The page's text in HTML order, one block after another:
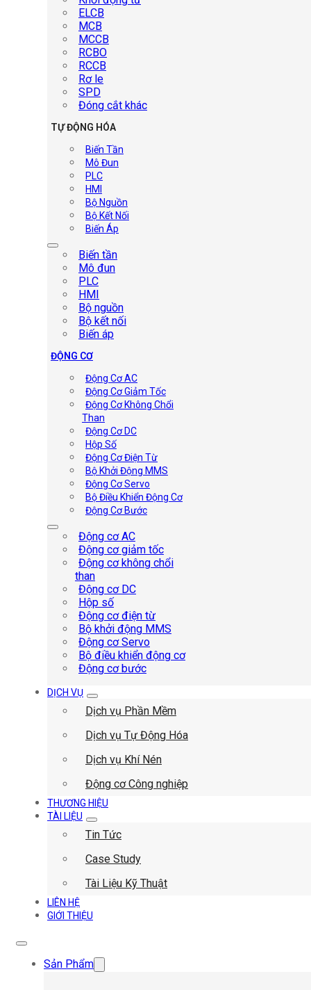
ELCB
MCB
MCCB
RCBO
RCCB
Rơ le
SPD
Đóng cắt khác
TỰ ĐỘNG HÓA
Biến Tần
Mô Đun
PLC
HMI
Bộ Nguồn
Bộ Kết Nối
Biến Áp
Biến tần
Mô đun
PLC
HMI
Bộ nguồn
Bộ kết nối
Biến áp
ĐỘNG CƠ
Động Cơ AC
Động Cơ Giảm Tốc
Động Cơ Không Chổi
Than
Động Cơ DC
Hộp Số
Động Cơ Điện Từ
Bộ Khởi Động MMS
Động Cơ Servo
Bộ Điều Khiển Động Cơ
Động Cơ Bước
Động cơ AC
Động cơ giảm tốc
Động cơ không chổi
than
Động cơ DC
Hộp số
Động cơ điện từ
Bộ khởi động MMS
Động cơ Servo
Bộ điều khiển động cơ
Động cơ bước
DỊCH VỤ
Dịch vụ Phần Mềm
Dịch vụ Tự Động Hóa
Dịch vụ Khí Nén
Động cơ Công nghiệp
THƯƠNG HIỆU
TÀI LIỆU
Tin Tức
Case Study
Tài Liệu Kỹ Thuật
LIÊN HỆ
GIỚI THIỆU
Sản Phẩm